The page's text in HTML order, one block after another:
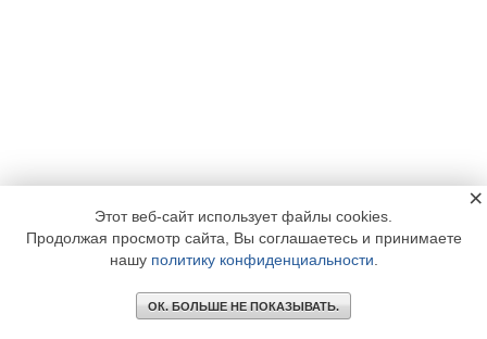
Этот веб-сайт использует файлы cookies.
Продолжая просмотр сайта, Вы соглашаетесь и принимаете
нашу политику конфиденциальности
ОК. БОЛЬШЕ НЕ ПОКАЗЫВАТЬ.
×